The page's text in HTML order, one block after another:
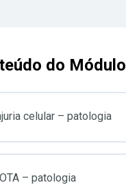
do Módulo
celular – patologia
– patologia